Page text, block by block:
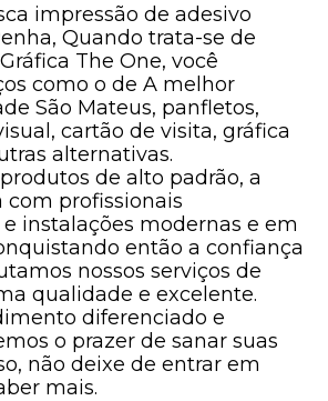
impressão de adesivo
Quando trata-se de
The One, você
como o de A melhor
São Mateus, panfletos,
cartão de visita, gráfica
alternativas.
de alto padrão, a
com profissionais
instalações modernas e em
então a confiança
nossos serviços de
qualidade e excelente.
diferenciado e
o prazer de sanar suas
não deixe de entrar em
mais.